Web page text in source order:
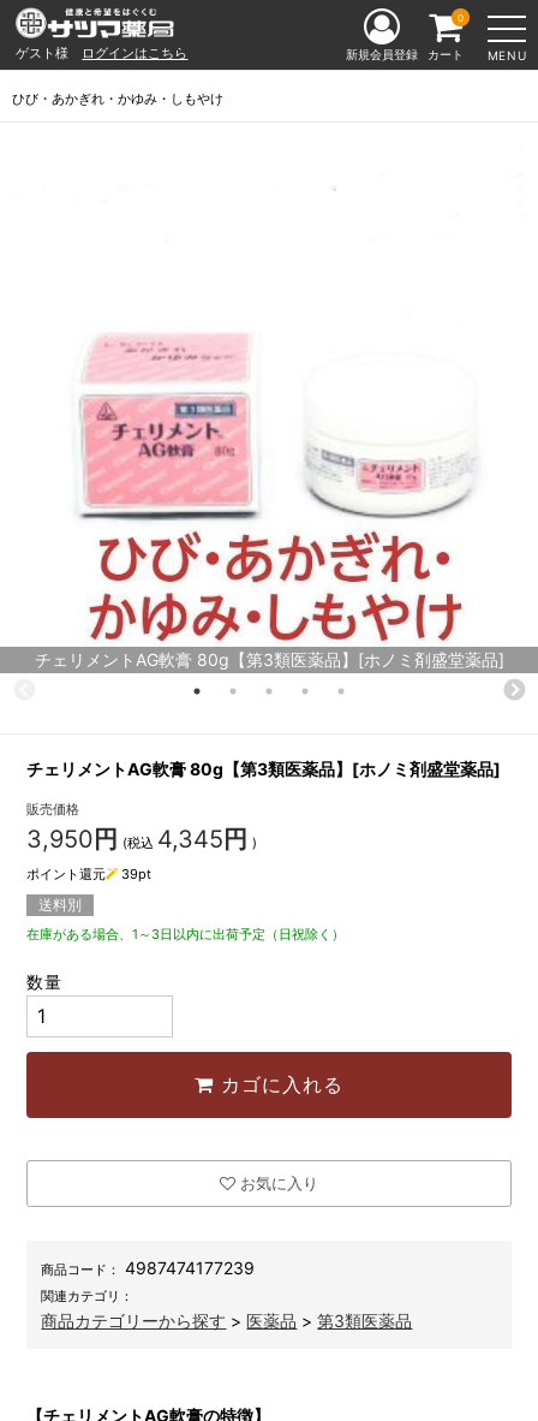
ゲスト様 ログインはこちら MENU
新規会員登録 カート
0
ひび・あかぎれ・かゆみ・しもやけ
チェリメントAG軟膏 80g【第3類医薬品】[ホノミ剤盛堂薬品]
チェリメントAG軟膏 80g【第3類医薬品】[ホノミ剤盛堂薬品]
販売価格
3,950 円 (税込 4,345 円 )
ポイント還元
39pt
送料別
在庫がある場合、1～3日以内に出荷予定（日祝除く）
数量
カゴに入れる
お気に入り
商品コード： 4987474177239
関連カテゴリ：
商品カテゴリーから探す > 医薬品 >第3類医薬品
【チェリメントAG軟膏の特徴】